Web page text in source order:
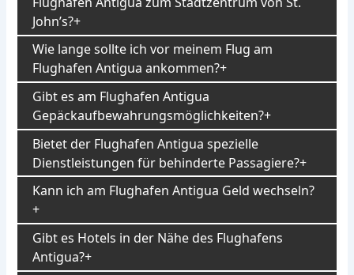
John’s?
Wie lange sollte ich vor meinem Flug am
Flughafen Antigua ankommen?
Gibt es am Flughafen Antigua
Gepäckaufbewahrungsmöglichkeiten?
Bietet der Flughafen Antigua spezielle
Dienstleistungen für behinderte Passagiere?
Kann ich am Flughafen Antigua Geld wechseln?
Gibt es Hotels in der Nähe des Flughafens
Antigua?